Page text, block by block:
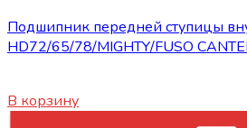
Подшипник передней ступицы
HD72/65/78/MIGHTY/FUSO
В корзину